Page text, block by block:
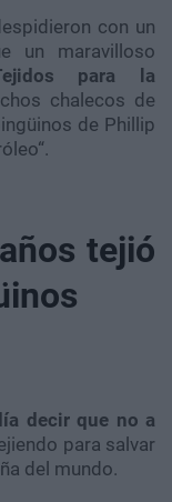
con un
un maravilloso
para la
chalecos de
de Phillip
tejió
decir que no a
para salvar
del mundo.